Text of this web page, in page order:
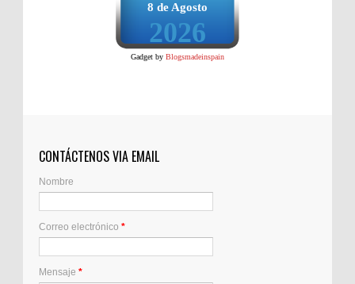
8 de Agosto
2026
Gadget by Blogsmadeinspain
CONTÁCTENOS VIA EMAIL
Nombre
Correo electrónico *
Mensaje *